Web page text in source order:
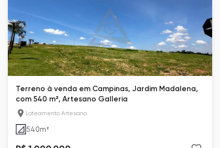
Terreno à venda em Campinas, Jardim Madalena,
com 540 m², Artesano Galleria
Loteamento Artesano
540m²